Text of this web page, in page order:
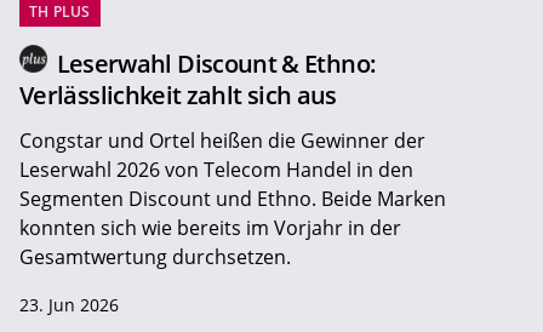
TH PLUS
Leserwahl Discount & Ethno:
Verlässlichkeit zahlt sich aus
Congstar und Ortel heißen die Gewinner der
Leserwahl 2026 von Telecom Handel in den
Segmenten Discount und Ethno. Beide Marken
konnten sich wie bereits im Vorjahr in der
Gesamtwertung durchsetzen.
23. Jun 2026